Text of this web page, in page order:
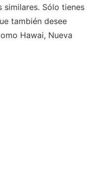
Sólo tienes
también desee
Hawai, Nueva